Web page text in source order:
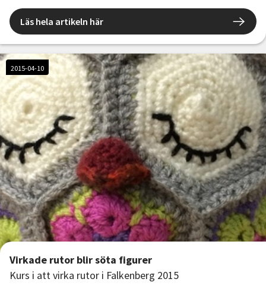
Läs hela artikeln här
2015-04-10
Virkade rutor blir söta figurer
Kurs i att virka rutor i Falkenberg 2015